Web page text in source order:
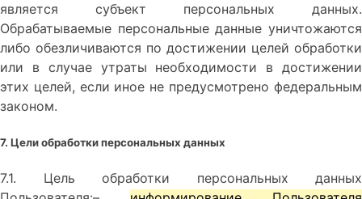
является субъект персональных данных.
Обрабатываемые персональные данные уничтожаются
либо обезличиваются по достижении целей обработки
или в случае утраты необходимости в достижении
этих целей, если иное не предусмотрено федеральным
законом.
7. Цели обработки персональных данных
7.1. Цель обработки персональных данных